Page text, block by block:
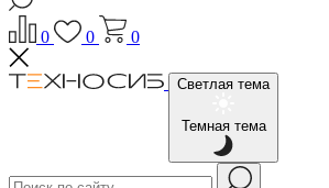
0 0 0
Светлая тема
Темная тема